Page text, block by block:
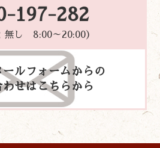
197-282
無し 8:00～20:00）
ールフォームからの
わせはこちらから